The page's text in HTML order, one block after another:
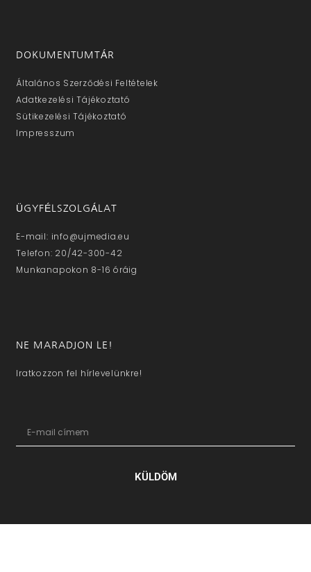
DOKUMENTUMTÁR
Általános Szerződési Feltételek
Adatkezelési Tájékoztató
Sütikezelési Tájékoztató
Impresszum
ÜGYFÉLSZOLGÁLAT
E-mail: info@ujmedia.eu
Telefon: 20/42-300-42
Munkanapokon 8-16 óráig
NE MARADJON LE!
Iratkozzon fel hírlevelünkre!
KÜLDÖM